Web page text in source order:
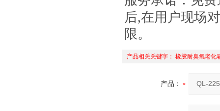
后,在用户现场
限。
产品相关关键字： 橡胶耐臭氧老化
产品：